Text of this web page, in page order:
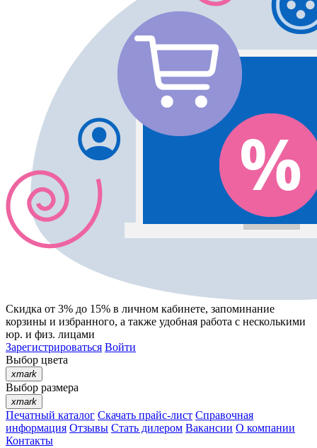
Скидка от 3% до 15% в личном кабинете, запоминание
корзины и избранного, а также удобная работа с несколькими
юр. и физ. лицами
Зарегистрироваться Войти
Выбор цвета
xmark
Выбор размера
xmark
Печатный каталог Скачать прайс-лист Справочная
информация Отзывы Стать дилером Вакансии О компании
Контакты